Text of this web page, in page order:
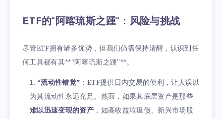
ETF的“阿喀琉斯之踵”：风险与挑战
尽管ETF拥有诸多优势，但我们仍需保持清醒，认识到任
何工具都有其**“阿喀琉斯之踵”**。
“流动性错觉” ：ETF提供日内交易的便利，让人误以
为其流动性永远充足。然而，如果其底层资产是那些
难以迅速变现的资产 ，如高收益垃圾债、新兴市场股